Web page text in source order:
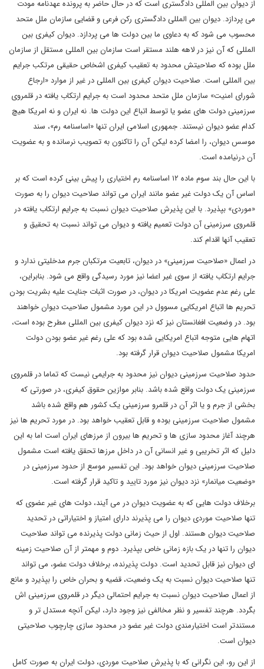
از دیوان بین المللی دادگستری است که در حال حاضر به پرونده عهدنامه مودت
می پردازد. دیوان بین المللی دادگستری رکن فرعی و قضایی سازمان ملل متحد
محسوب می شود که به دعاوی ما بین دولت ها می پردازد. دیوان کیفری بین
المللی که آن نیز در لاهه هلند مستقر است سازمان بین المللی مستقل از سازمان
ملل بوده که صلاحیتش محدود به تعقیب کیفری اشخاص حقیقی مرتکب جرایم
بین المللی است. صلاحیت دیوان کیفری بین المللی در غیر از موارد «ارجاع
شورای امنیت» سازمان ملل متحد محدود است به جرایم ارتکاب یافته در قلمروی
سرزمینی دولت های عضو یا توسط اتباع این دولت ها. نه ایران و نه امریکا هیچ
کدام عضو دیوان نیستند. جمهوری اسلامی ایران تنها «اساسنامه رم»، سند
موسس دیوان، را امضا کرده لیکن آن را تاکنون به تصویب نرسانده و به عضویت
آن درنیامده است.
با این حال بند سوم ماده ۱۲ اساسنامه رم اختیاری را پیش بینی کرده است که بر
اساس آن یک دولت غیر عضو مانند ایران می تواند صلاحیت دیوان را به صورت
«موردی» بپذیرد. با این پذیرش صلاحیت دیوان نسبت به جرایم ارتکاب یافته در
قلمروی سرزمینی آن دولت تعمیم یافته و دیوان می تواند نسبت به تحقیق و
تعقیب آنها اقدام کند.
در اعمال «صلاحیت سرزمینی» در دیوان، تابعیت مرتکبان جرم مدخلیتی ندارد و
جرایم ارتکاب یافته از سوی غیر اعضا نیز مورد رسیدگی واقع می شود. بنابراین،
علی رغم عدم عضویت امریکا در دیوان، در صورت اثبات جنایت علیه بشریت بودن
تحریم ها اتباع امریکایی مسوول در این مورد مشمول صلاحیت دیوان خواهند
بود. در وضعیت افغانستان نیز که نزد دیوان کیفری بین المللی مطرح بوده است،
اتهام هایی متوجه اتباع امریکایی شده بود که علی رغم غیر عضو بودن دولت
امریکا مشمول صلاحیت دیوان قرار گرفته بود.
حدود صلاحیت سرزمینی دیوان نیز محدود به جرایمی نیست که تماما در قلمروی
سرزمینی یک دولت واقع شده باشد. بنابر موازین حقوق کیفری، در صورتی که
بخشی از جرم و یا اثر آن در قلمرو سرزمینی یک کشور هم واقع شده باشد
مشمول صلاحیت سرزمینی بوده و قابل تعقیب خواهد بود. در مورد تحریم ها نیز
هرچند آغاز محدود سازی ها و تحریم ها بیرون از مرزهای ایران است اما به این
دلیل که اثر تخریبی و غیر انسانی آن در داخل مرزها تحقق یافته است مشمول
صلاحیت سرزمینی دیوان خواهد بود. این تفسیر موسع از حدود سرزمینی در
«وضعیت میانمار» نزد دیوان نیز مورد تایید و تاکید قرار گرفته است.
برخلاف دولت هایی که به عضویت دیوان در می آیند، دولت های غیر عضوی که
تنها صلاحیت موردی دیوان را می پذیرند دارای امتیاز و اختیاراتی در تحدید
صلاحیت دیوان هستند. اول از حیث زمانی دولت پذیرنده می تواند صلاحیت
دیوان را تنها در یک بازه زمانی خاص بپذیرد. دوم و مهمتر از آن صلاحیت زمینه
ای دیوان نیز قابل تحدید است. دولت پذیرنده، برخلاف دولت عضو، می تواند
تنها صلاحیت دیوان نسبت به یک وضعیت، قضیه و بحران خاص را بپذیرد و مانع
از اعمال صلاحیت دیوان نسبت به جرایم احتمالی دیگر در قلمروی سرزمینی اش
بگردد. هرچند تفسیر و نظر مخالفی نیز وجود دارد، لیکن آنچه مستدل تر و
مستندتر است اختیارمندی دولت غیر عضو در محدود سازی چارچوب صلاحیتی
دیوان است.
از این رو، این نگرانی که با پذیرش صلاحیت موردی، دولت ایران به صورت کامل